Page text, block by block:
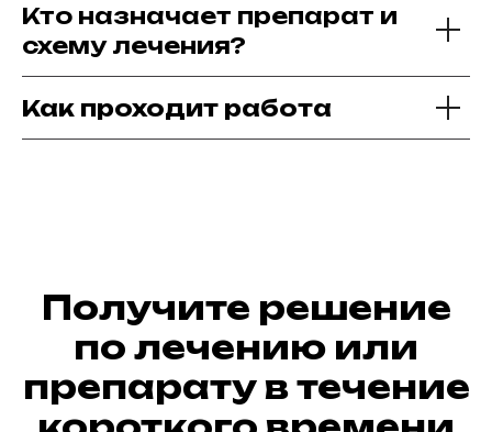
Кто назначает препарат и
схему лечения?
Как проходит работа
Получите решение
по лечению или
препарату в течение